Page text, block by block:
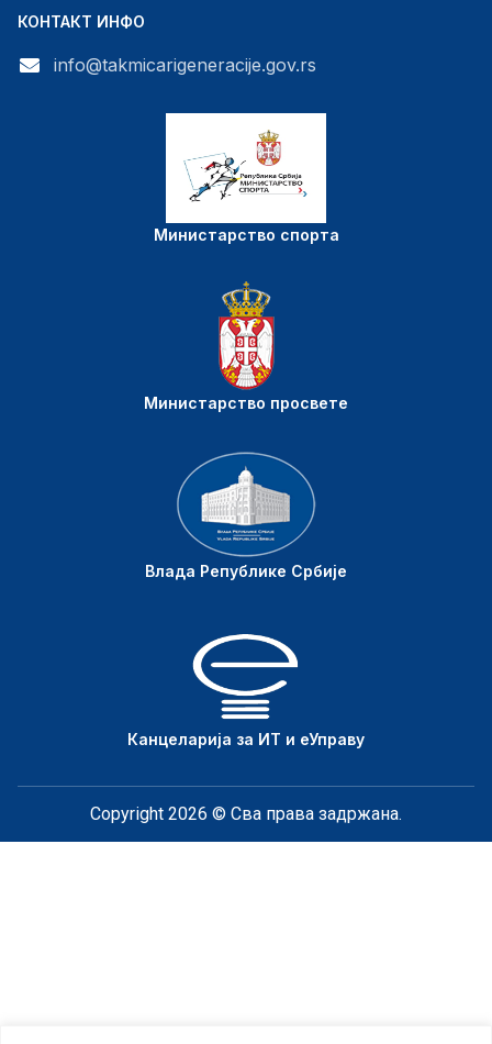
КОНТАКТ ИНФО
info@takmicarigeneracije.gov.rs
Министарство спорта
Министарство просвете
Влада Републике Србије
Канцеларија за ИТ и еУправу
Copyright 2026 © Сва права задржана.